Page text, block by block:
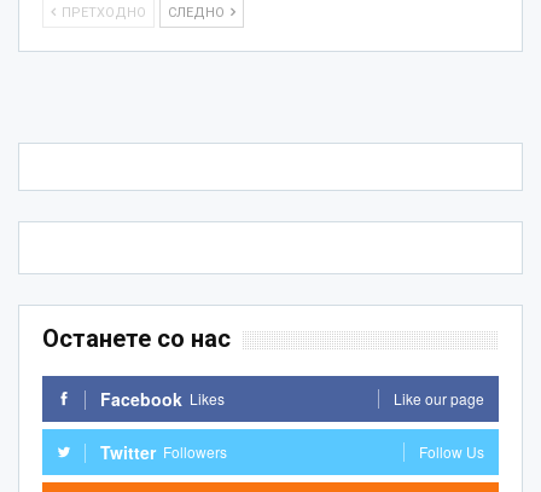
ПРЕТХОДНО СЛЕДНО
Останете со нас
Facebook Likes Like our page
Twitter Followers Follow Us